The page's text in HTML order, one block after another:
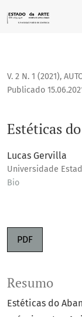
V. 2 N. 1 (2021),
Estéticas
Publicado
Lucas Gervilla
Universidade
Bio
PDF
Resumo
Estéticas do